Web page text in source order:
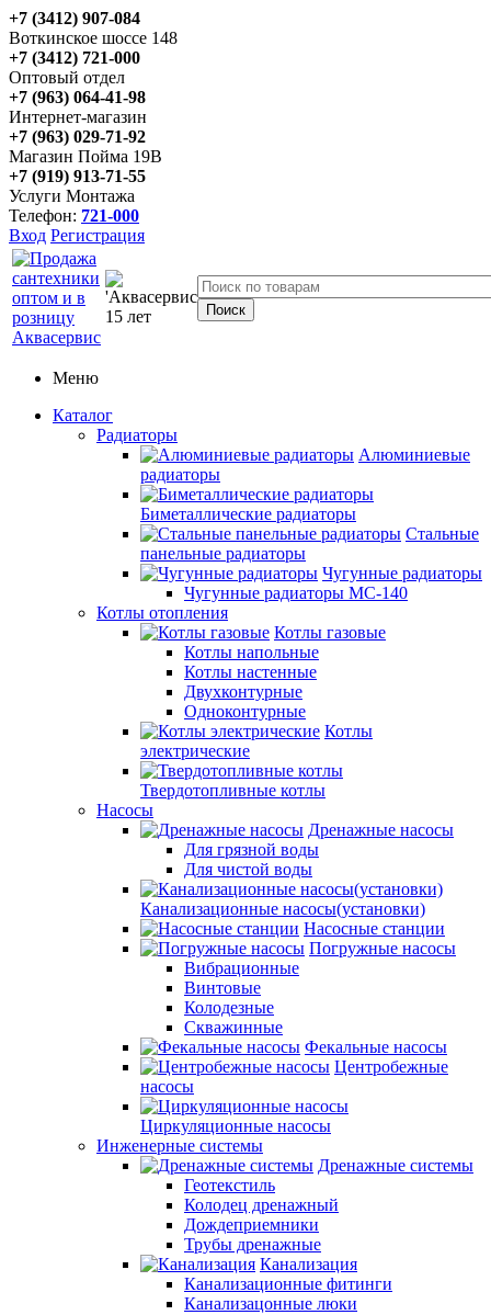
+7 (3412) 907-084
Воткинское шоссе 148
+7 (3412) 721-000
Оптовый отдел
+7 (963) 064-41-98
Интернет-магазин
+7 (963) 029-71-92
Магазин Пойма 19В
+7 (919) 913-71-55
Услуги Монтажа
Телефон: 721-000
Вход Регистрация
Меню
Каталог
Радиаторы
Алюминиевые
радиаторы
Биметаллические радиаторы
Стальные
панельные радиаторы
Чугунные радиаторы
Чугунные радиаторы МС-140
Котлы отопления
Котлы газовые
Котлы напольные
Котлы настенные
Двухконтурные
Одноконтурные
Котлы
электрические
Твердотопливные котлы
Насосы
Дренажные насосы
Для грязной воды
Для чистой воды
Канализационные насосы(установки)
Насосные станции
Погружные насосы
Вибрационные
Винтовые
Колодезные
Скважинные
Фекальные насосы
Центробежные
насосы
Циркуляционные насосы
Инженерные системы
Дренажные системы
Геотекстиль
Колодец дренажный
Дождеприемники
Трубы дренажные
Канализация
Канализационные фитинги
Канализацонные люки